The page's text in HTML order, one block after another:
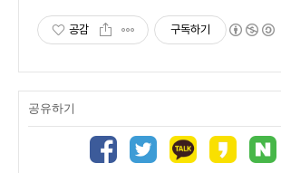
공감 구독하기
공유하기